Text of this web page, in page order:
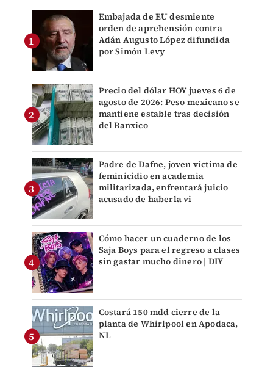
Embajada de EU desmiente
orden de aprehensión contra
Adán Augusto López difundida
por Simón Levy
Precio del dólar HOY jueves 6 de
agosto de 2026: Peso mexicano se
mantiene estable tras decisión
del Banxico
Padre de Dafne, joven víctima de
feminicidio en academia
militarizada, enfrentará juicio
acusado de haberla vi
Cómo hacer un cuaderno de los
Saja Boys para el regreso a clases
sin gastar mucho dinero | DIY
Costará 150 mdd cierre de la
planta de Whirlpool en Apodaca,
NL